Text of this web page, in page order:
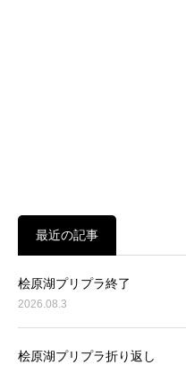
最近の記事
桧原湖プリプラ終了
2026.08.3
桧原湖プリプラ折り返し